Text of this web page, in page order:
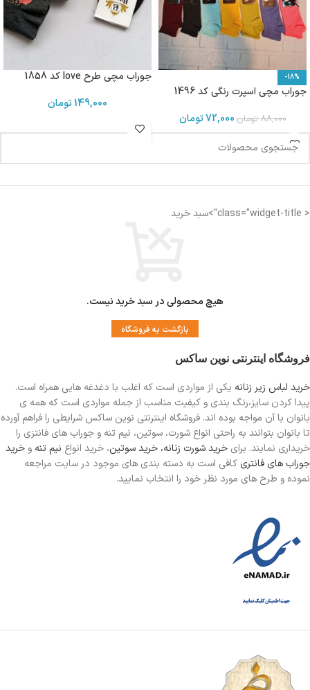
-18%
جوراب مچی اسپرت رنگی کد 1496
88,000 تومان72,000تومان
جوراب مچی طرح love کد 1858
149,000تومان
< class="widget-title">سبد خرید
هیچ محصولی در سبد خرید نیست.
بازگشت به فروشگاه
فروشگاه اینترنتی نوین ساکس
خرید لباس زیر زنانه یکی از مواردی است که اغلب با دغدغه هایی همراه است.
پیدا کردن سایز،رنگ بندی و کیفیت مناسب از جمله مواردی است که همه ی
بانوان با آن مواجه بوده اند. فروشگاه اینترنتی نوین ساکس شرایطی را فراهم آورده
تا بانوان بتوانند به راحتی انواع شورت، سوتین، نیم تنه و جوراب های فانتزی را
خریداری نمایند. برای خرید شورت زنانه، خرید سوتین، خرید انواع نیم تنه و خرید
جوراب های فانتری کافی است به دسته بندی های موجود در سایت مراجعه
نموده و طرح های مورد نظر خود را انتخاب نمایید.